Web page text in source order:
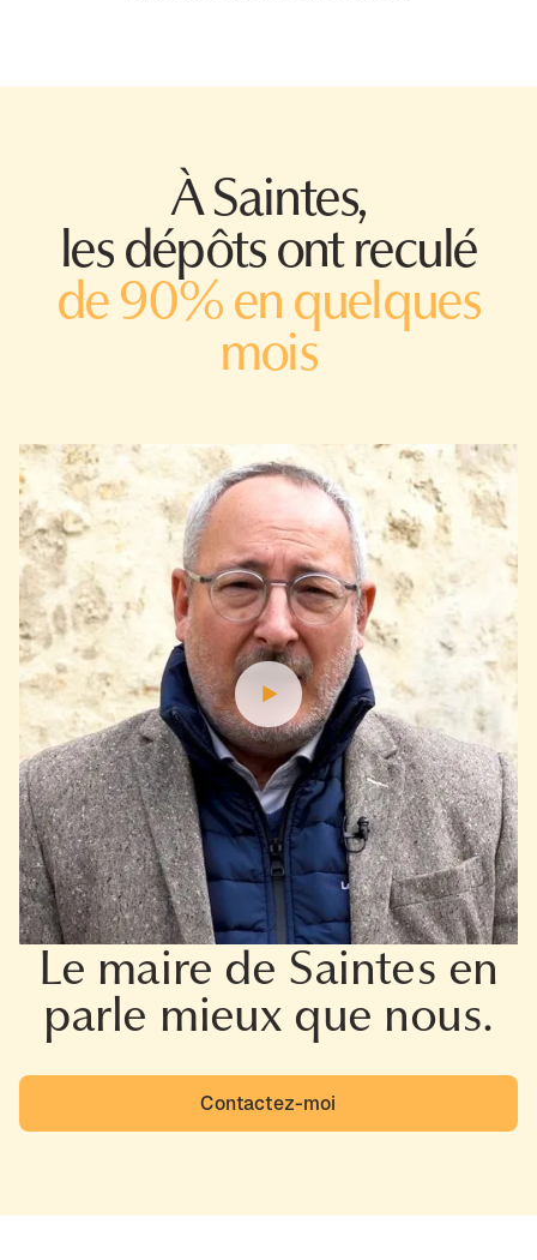
À Saintes,
les dépôts ont reculé
de 90% en quelques
mois
Le maire de Saintes en
parle mieux que nous.
Contactez-moi